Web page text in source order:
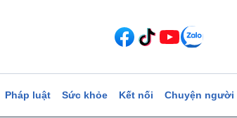
Pháp luật Sức khỏe Kết nối Chuyện người